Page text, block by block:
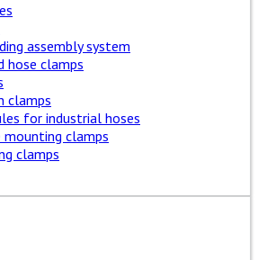
assembly system
hose clamps
clamps
for industrial hoses
mounting clamps
clamps